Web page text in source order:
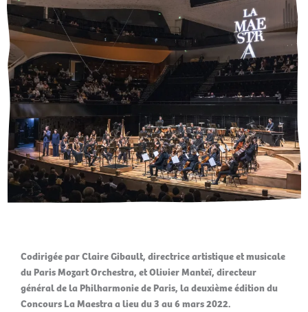
Codirigée par Claire Gibault, directrice artistique et musicale
du Paris Mozart Orchestra, et Olivier Manteï, directeur
général de la Philharmonie de Paris, la deuxième édition du
Concours La Maestra a lieu du 3 au 6 mars 2022.